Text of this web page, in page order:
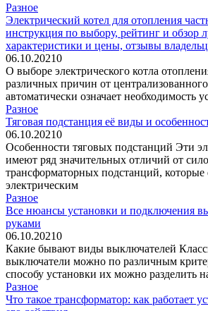
Разное
Электрический котел для отопления
инструкция по выбору, рейтинг и обзор
характеристики и цены, отзывы
06.10.20210
О выборе электрического котла
различных причин от
автоматически означает необходимость
Разное
Тяговая подстанция её виды и
06.10.20210
Особенности тяговых подстанций Эти
имеют ряд значительных отличий от
трансформаторных подстанций, которые
электрическим
Разное
Все нюансы установки и подключения
руками
06.10.20210
Какие бывают виды выключателей
выключатели можно по различным
способу установки их можно разделить
Разное
Что такое трансформатор: как работает